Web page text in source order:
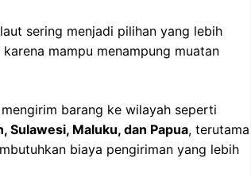
sering menjadi pilihan yang lebih
mampu menampung muatan
barang ke wilayah seperti
Sulawesi, Maluku, dan Papua, terutama
biaya pengiriman yang lebih